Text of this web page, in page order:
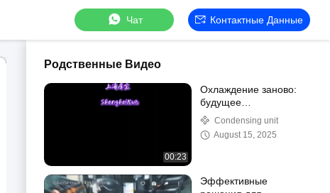
Чат Контактные Данные
Родственные Видео
00:23
Охлаждение заново:
будущее
промышленных
чиллеров
Condensing unit
August 15, 2025
Эффективные